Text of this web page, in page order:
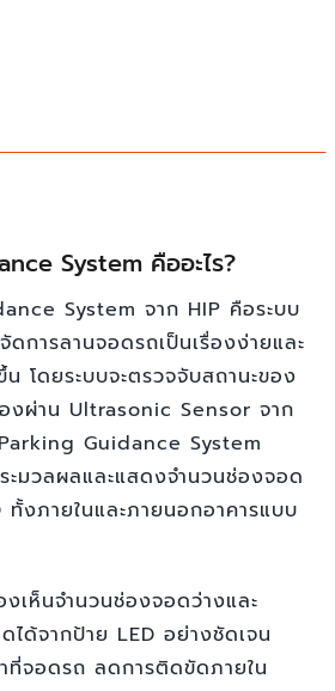
System คืออะไร?
System จาก HIP คือระบบ
ดการลานจอดรถเป็นเรื่องง่ายและ
โดยระบบจะตรวจจับสถานะของ
งผ่าน Ultrasonic Sensor จาก
Guidance System
มวลผลและแสดงจำนวนช่องจอด
ทั้งภายในและภายนอกอาคารแบบ
เห็นจำนวนช่องจอดว่างและ
ได้จากป้าย LED อย่างชัดเจน
ที่จอดรถ ลดการติดขัดภายใน